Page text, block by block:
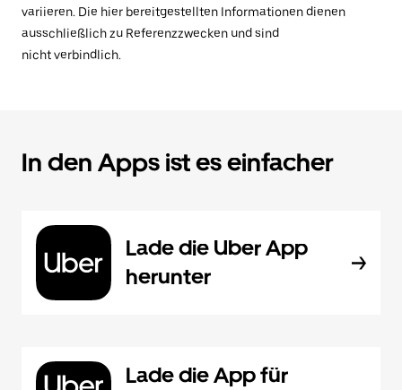
variieren. Die hier bereitgestellten Informationen dienen
ausschließlich zu Referenzzwecken und sind
nicht verbindlich.
In den Apps ist es einfacher
Lade die Uber App
herunter
Lade die App für